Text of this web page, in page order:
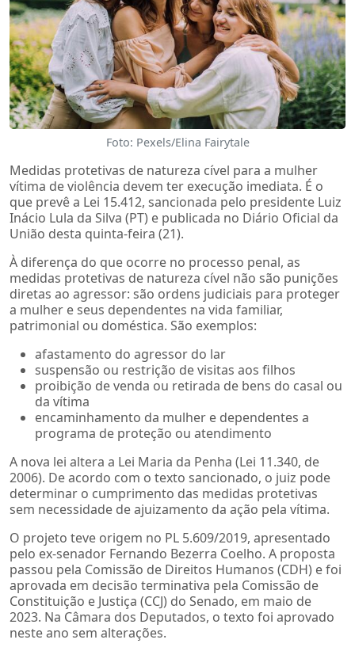
Foto: Pexels/Elina Fairytale
Medidas protetivas de natureza cível para a mulher
vítima de violência devem ter execução imediata. É o
que prevê a Lei 15.412, sancionada pelo presidente Luiz
Inácio Lula da Silva (PT) e publicada no Diário Oficial da
União desta quinta-feira (21).
À diferença do que ocorre no processo penal, as
medidas protetivas de natureza cível não são punições
diretas ao agressor: são ordens judiciais para proteger
a mulher e seus dependentes na vida familiar,
patrimonial ou doméstica. São exemplos:
afastamento do agressor do lar
suspensão ou restrição de visitas aos filhos
proibição de venda ou retirada de bens do casal ou
da vítima
encaminhamento da mulher e dependentes a
programa de proteção ou atendimento
A nova lei altera a Lei Maria da Penha (Lei 11.340, de
2006). De acordo com o texto sancionado, o juiz pode
determinar o cumprimento das medidas protetivas
sem necessidade de ajuizamento da ação pela vítima.
O projeto teve origem no PL 5.609/2019, apresentado
pelo ex-senador Fernando Bezerra Coelho. A proposta
passou pela Comissão de Direitos Humanos (CDH) e foi
aprovada em decisão terminativa pela Comissão de
Constituição e Justiça (CCJ) do Senado, em maio de
2023. Na Câmara dos Deputados, o texto foi aprovado
neste ano sem alterações.